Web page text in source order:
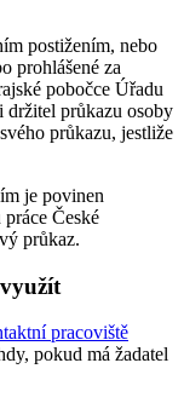
postižením, nebo
prohlášené za
pobočce Úřadu
držitel průkazu osoby
průkazu, jestliže
je povinen
České
průkaz.
pracoviště
pokud má žadatel